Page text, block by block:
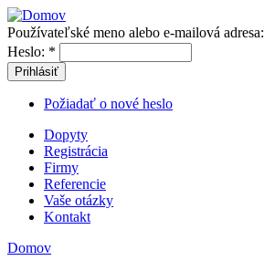
Používateľské meno alebo e-mailová adresa:
Heslo: *
Prihlásiť
Požiadať o nové heslo
Dopyty
Registrácia
Firmy
Referencie
Vaše otázky
Kontakt
Domov